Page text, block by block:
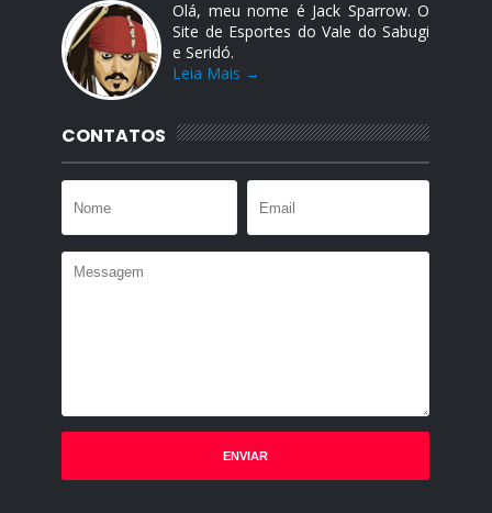
Olá, meu nome é Jack Sparrow. O
Site de Esportes do Vale do Sabugi
e Seridó.
Leia Mais →
CONTATOS